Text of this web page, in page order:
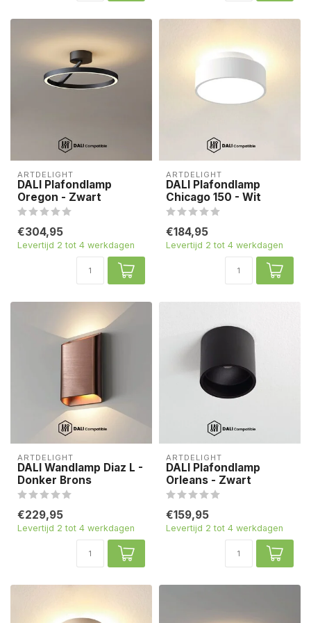
ARTDELIGHT
DALI Plafondlamp
Oregon - Zwart
€304,95
Levertijd 2 tot 4 werkdagen
ARTDELIGHT
DALI Plafondlamp
Chicago 150 - Wit
€184,95
Levertijd 2 tot 4 werkdagen
ARTDELIGHT
DALI Wandlamp Diaz L -
Donker Brons
€229,95
Levertijd 2 tot 4 werkdagen
ARTDELIGHT
DALI Plafondlamp
Orleans - Zwart
€159,95
Levertijd 2 tot 4 werkdagen